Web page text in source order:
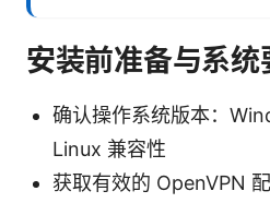
安装前准备与系统
确认操作系统版本：
Linux 兼容性
获取有效的 OpenVPN